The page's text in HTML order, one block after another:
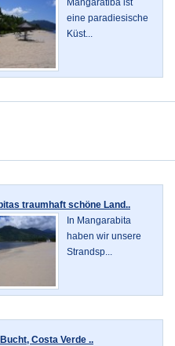
Mangaratiba ist
eine paradiesische
Küst...
traumhaft schöne Land..
In Mangarabita
haben wir unsere
Strandsp...
Costa Verde ..